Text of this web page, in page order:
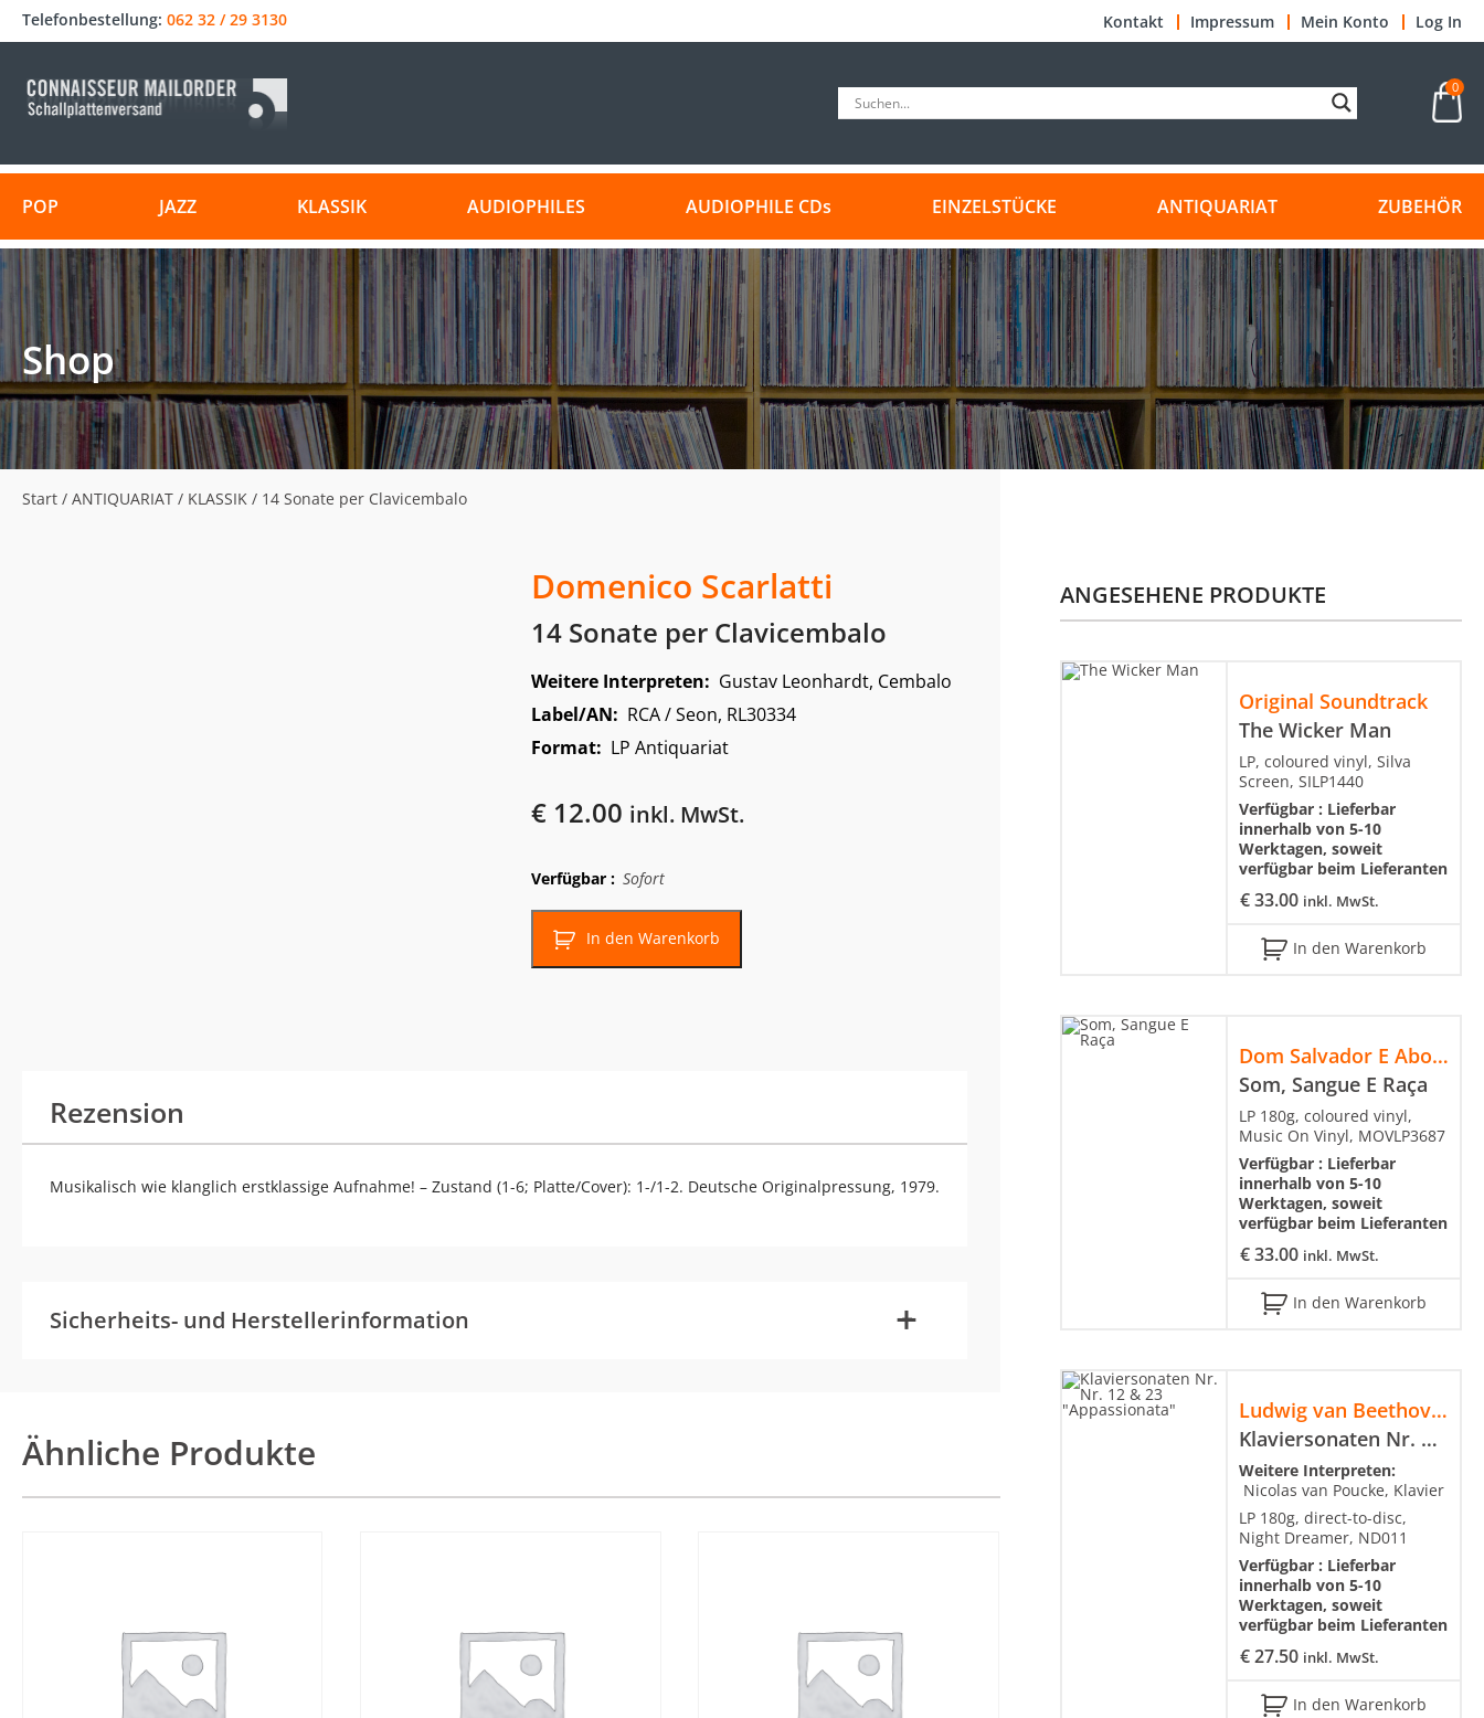
Telefonbestellung: 062 32 / 29 3130 Kontakt Impressum Mein Konto Log In
0
POP JAZZ KLASSIK AUDIOPHILES AUDIOPHILE CDs EINZELSTÜCKE ANTIQUARIAT ZUBEHÖR
Shop
Start / ANTIQUARIAT / KLASSIK / 14 Sonate per Clavicembalo
Domenico Scarlatti
14 Sonate per Clavicembalo
Weitere Interpreten: Gustav Leonhardt, Cembalo
Label/AN: RCA / Seon, RL30334
Format: LP Antiquariat
€12.00 inkl. MwSt.
Verfügbar : Sofort
In den Warenkorb
Rezension
Musikalisch wie klanglich erstklassige Aufnahme! – Zustand (1-6; Platte/Cover): 1-/1-2. Deutsche Originalpressung, 1979.
Sicherheits- und Herstellerinformation +
-
Ähnliche Produkte
ANGESEHENE PRODUKTE
Original Soundtrack
The Wicker Man
€33.00 inkl. MwSt.
LP, coloured vinyl, Silva
Screen, SILP1440
Verfügbar : Lieferbar
innerhalb von 5-10
Werktagen, soweit
verfügbar beim Lieferanten
In den Warenkorb
Dom Salvador E Abolição
Som, Sangue E Raça
€33.00 inkl. MwSt.
LP 180g, coloured vinyl,
Music On Vinyl, MOVLP3687
Verfügbar : Lieferbar
innerhalb von 5-10
Werktagen, soweit
verfügbar beim Lieferanten
In den Warenkorb
Ludwig van Beethoven
Klaviersonaten Nr. Nr. 12 & 23 "Appassionata"
€27.50 inkl. MwSt.
Weitere Interpreten:
Nicolas van Poucke, Klavier
LP 180g, direct-to-disc,
Night Dreamer, ND011
Verfügbar : Lieferbar
innerhalb von 5-10
Werktagen, soweit
verfügbar beim Lieferanten
In den Warenkorb